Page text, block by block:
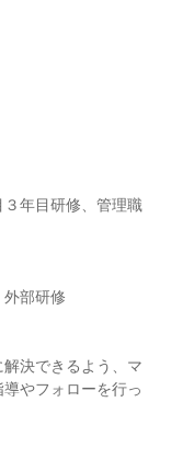
年目研修、管理職
決できるよう、マ
やフォローを行っ